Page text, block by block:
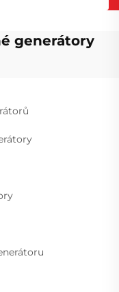
generátory